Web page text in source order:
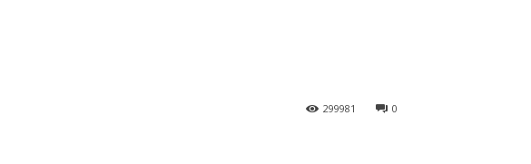
0
299981